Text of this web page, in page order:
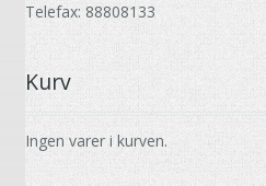
Telefax: 88808133
Kurv
Ingen varer i kurven.